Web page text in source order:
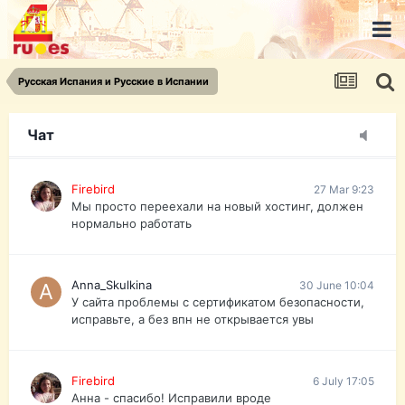
Русская Испания и Русские в Испании
Чат
urist.dokument@gmail.com
https://pasport-ua.com/
Телеграмм @uristpassua
Firebird
Друзья - из России без VPN сайт и форум
Firebird 27 Mar 9:23
Мы просто переехали на новый хостинг, должен
нормально работать
Anna_Skulkina 30 June 10:04
У сайта проблемы с сертификатом безопасности,
исправьте, а без впн не открывается увы
Firebird 6 July 17:05
Анна - спасибо! Исправили вроде